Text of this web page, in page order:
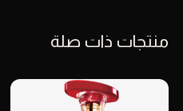
منتجات ذات صلة